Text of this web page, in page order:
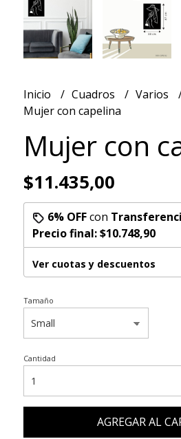
Inicio Cuadros
Varios
Mujer con capelina
Mujer con
$11.435,00
6% OFFcon
Precio final:$10.748,90
Ver cuotas y descuentos
Tamaño
Cantidad
AGREGAR AL